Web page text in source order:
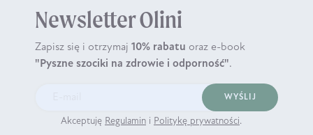
Newsletter Olini
Zapisz się i otrzymaj 10% rabatu oraz e-book
"Pyszne szociki na zdrowie i odporność".
WYŚLIJ
Akceptuję Regulamin i Politykę prywatności.